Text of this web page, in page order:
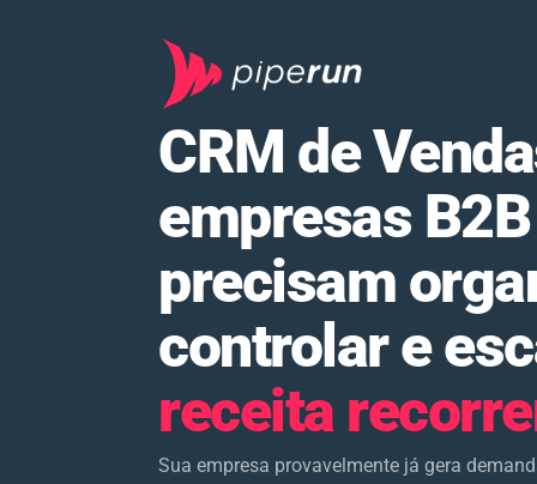
CRM de
empresas
precisam
controlar e
receita
Sua empresa provavelmente já gera